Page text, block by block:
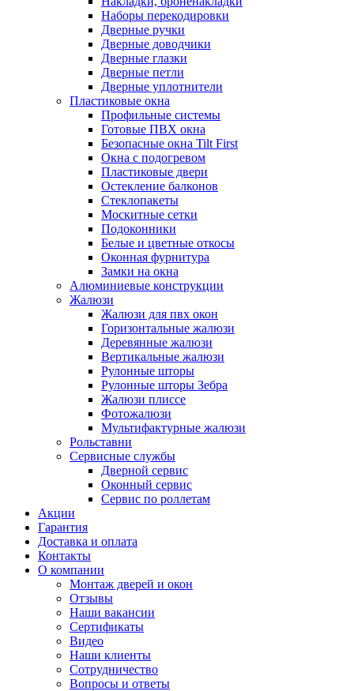
Наборы перекодировки
Дверные ручки
Дверные доводчики
Дверные глазки
Дверные петли
Дверные уплотнители
Пластиковые окна
Профильные системы
Готовые ПВХ окна
Безопасные окна Tilt First
Окна с подогревом
Пластиковые двери
Остекление балконов
Стеклопакеты
Москитные сетки
Подоконники
Белые и цветные откосы
Оконная фурнитура
Замки на окна
Алюминиевые конструкции
Жалюзи
Жалюзи для пвх окон
Горизонтальные жалюзи
Деревянные жалюзи
Вертикальные жалюзи
Рулонные шторы
Рулонные шторы Зебра
Жалюзи плиссе
Фотожалюзи
Мультифактурные жалюзи
Рольставни
Сервисные службы
Дверной сервис
Оконный сервис
Сервис по роллетам
Акции
Гарантия
Доставка и оплата
Контакты
О компании
Монтаж дверей и окон
Отзывы
Наши вакансии
Сертификаты
Видео
Наши клиенты
Сотрудничество
Вопросы и ответы